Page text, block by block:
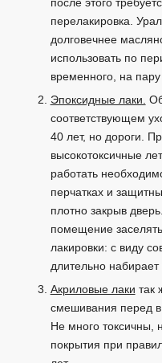
после этого
перелакировка.
долговечнее
использовать по
временного, на
Эпоксидные лаки.
соответствующем
40 лет, но дороги.
высокотоксичные
работать
перчатках и
плотно закрыв
помещение
лакировки: с виду
длительно набирает
Акриловые лаки так
смешивания перед
Не много токсичны,
покрытия при